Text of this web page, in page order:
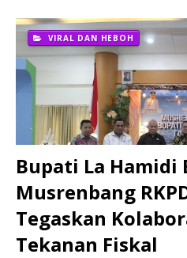
VIRAL DAN HEBOH
Bupati La Hamidi
Musrenbang
Tegaskan
Tekanan Fiskal